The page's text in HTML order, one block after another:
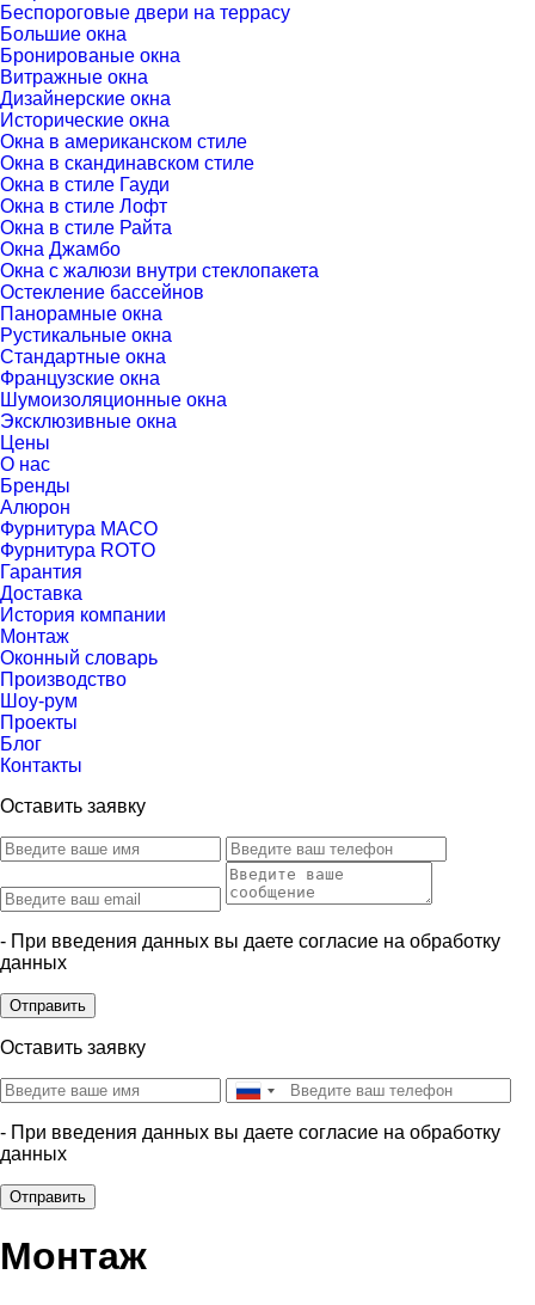
Беспороговые двери на террасу
Большие окна
Бронированые окна
Витражные окна
Дизайнерские окна
Исторические окна
Окна в американском стиле
Окна в скандинавском стиле
Окна в стиле Гауди
Окна в стиле Лофт
Окна в стиле Райта
Окна Джамбо
Окна с жалюзи внутри стеклопакета
Остекление бассейнов
Панорамные окна
Рустикальные окна
Стандартные окна
Французские окна
Шумоизоляционные окна
Эксклюзивные окна
Цены
О нас
Бренды
Алюрон
Фурнитура MACO
Фурнитура ROTO
Гарантия
Доставка
История компании
Монтаж
Оконный словарь
Производство
Шоу-рум
Проекты
Блог
Контакты
Оставить заявку
- При введения данных вы даете согласие на обработку
данных
Отправить
Оставить заявку
- При введения данных вы даете согласие на обработку
данных
Отправить
Монтаж